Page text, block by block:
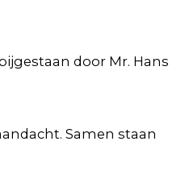
door Mr. Hans
Samen staan